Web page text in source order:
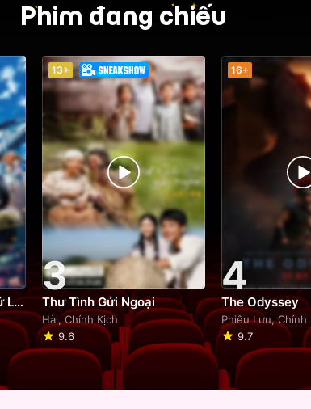
Phim đang chiếu
Phim Điện Ảnh Thám Tử Lừng Danh Conan: Thiên Thần Sa Ngã Trên Xa Lộ
13+
3
Thư Tình Gửi Ngoại
Hài, Chính Kịch
9.6
16+
4
The Odyssey
Phiêu Lưu, Chính
9.7